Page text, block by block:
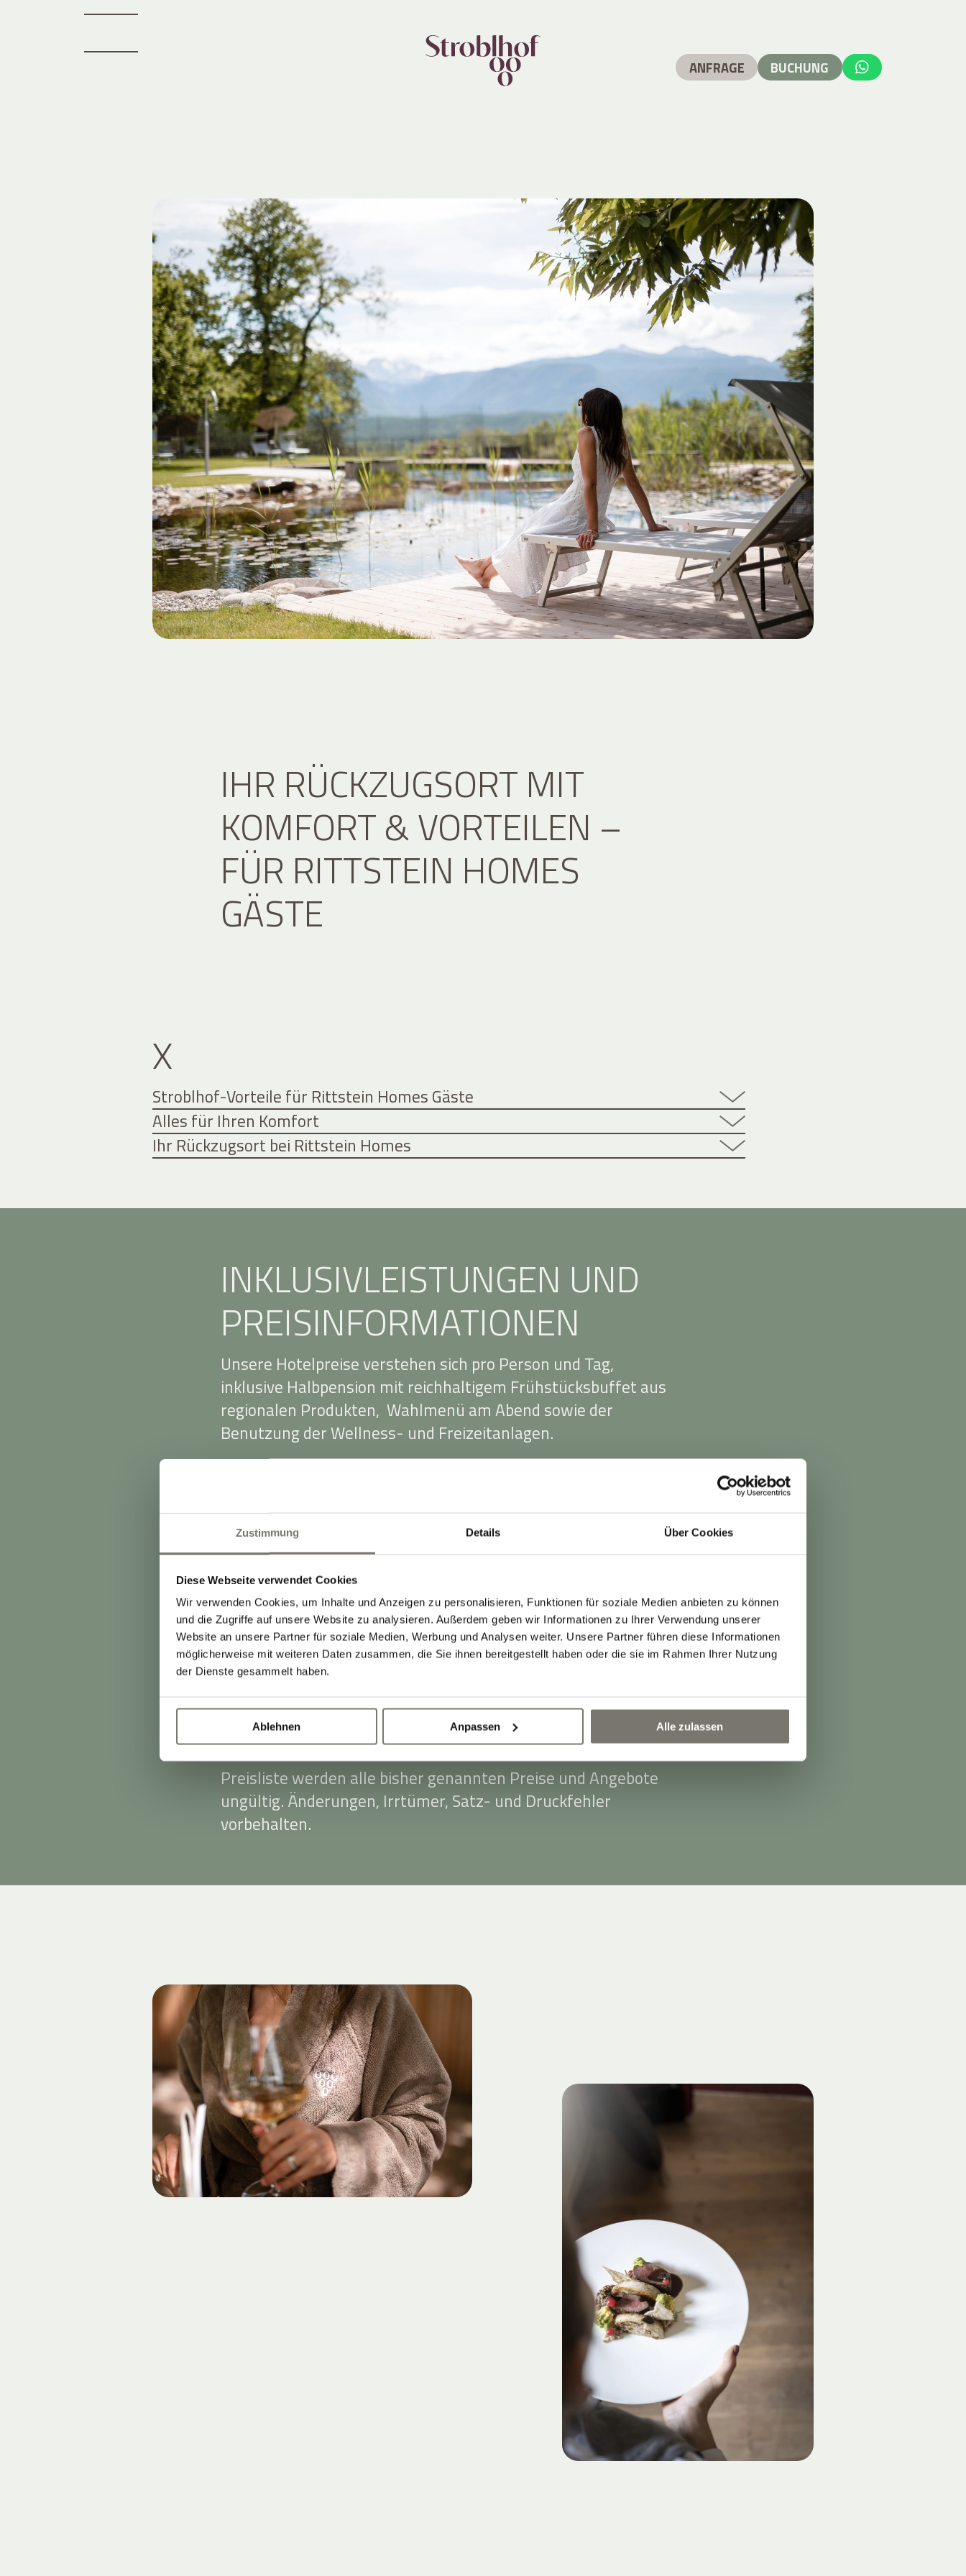
Zustimmung Details Über Cookies
Diese Webseite verwendet Cookies
Wir verwenden Cookies, um Inhalte und Anzeigen zu personalisieren, Funktionen für soziale Medien anbieten zu können
und die Zugriffe auf unsere Website zu analysieren. Außerdem geben wir Informationen zu Ihrer Verwendung unserer
Website an unsere Partner für soziale Medien, Werbung und Analysen weiter. Unsere Partner führen diese Informationen
möglicherweise mit weiteren Daten zusammen, die Sie ihnen bereitgestellt haben oder die sie im Rahmen Ihrer Nutzung
der Dienste gesammelt haben.
Ablehnen Anpassen Alle zulassen
IHR RÜCKZUGSORT MIT
KOMFORT & VORTEILEN –
FÜR RITTSTEIN HOMES
GÄSTE
X
Stroblhof-Vorteile für Rittstein Homes Gäste
Alles für Ihren Komfort
Ihr Rückzugsort bei Rittstein Homes
INKLUSIVLEISTUNGEN UND
PREISINFORMATIONEN
Unsere Hotelpreise verstehen sich pro Person und Tag,
inklusive Halbpension mit reichhaltigem Frühstücksbuffet aus
regionalen Produkten, Wahlmenü am Abend sowie der
Benutzung der Wellness- und Freizeitanlagen.
Auslastung. Das flexible Preismodell ist vor allem für
Frühbucher von Vorteil.
Die Preise beinhalten 10 % Mehrwertsteuer. Für die
Einzelbelegung im Doppelzimmer berechnen wir einen
Tagessatz von 30,00 €. Als Zahlungsmittel akzeptieren wir
Bargeld, Visa-, Master- und Eurocard.
Die angegebenen Preise verstehen sich ab dem 20.03.2025
zuzüglich 3,00 € Ortstaxe pro Person (ab 14 Jahren) und Tag.
Diese wird vor Ort bezahlt.
Stand Preisliste: Dezember 2025. Mit Erscheinen dieser
Preisliste werden alle bisher genannten Preise und Angebote
ungültig. Änderungen, Irrtümer, Satz- und Druckfehler
vorbehalten.
ANFRAGE BUCHUNG